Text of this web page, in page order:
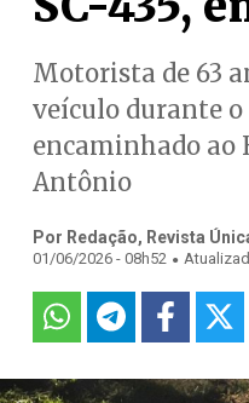
Motorista de 63
veículo durante o
encaminhado ao
Antônio
Por Redação, Revista
01/06/2026 - 08h52 .